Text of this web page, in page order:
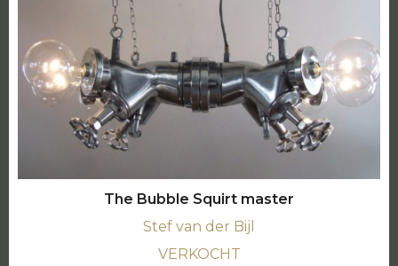
The Bubble Squirt master
Stef van der Bijl
VERKOCHT